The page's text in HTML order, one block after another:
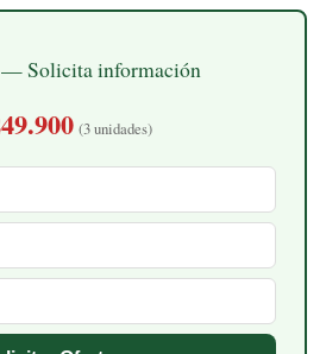
Solicita información
(3 unidades)